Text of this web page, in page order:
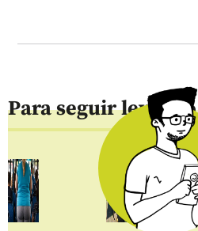
Para seguir leyendo